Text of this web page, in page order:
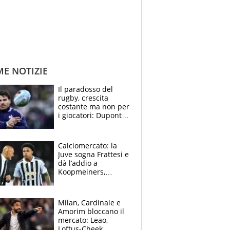
NOTIZIE
Il paradosso del
rugby, crescita
costante ma non per
i giocatori: Dupont
solo 1,4 milioni
all'anno
Calciomercato: la
Juve sogna Frattesi e
dà l’addio a
Koopmeiners,
scatenata
Milan, Cardinale e
Amorim bloccano il
mercato: Leao,